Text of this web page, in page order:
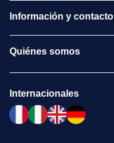
Información y contacto
Quiénes somos
Internacionales